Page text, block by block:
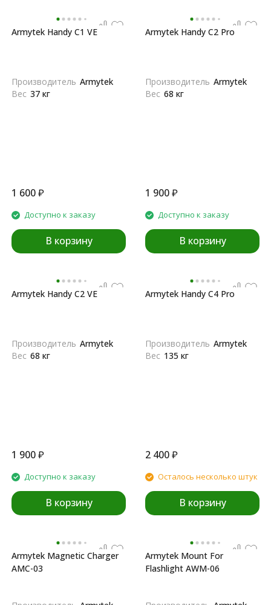
Armytek Handy C1 VE
Производитель Armytek
Вес 37 кг
1 600₽
Доступно к заказу
В корзину
Armytek Handy C2 Pro
Производитель Armytek
Вес 68 кг
1 900₽
Доступно к заказу
В корзину
Armytek Handy C2 VE
Производитель Armytek
Вес 68 кг
1 900₽
Доступно к заказу
В корзину
Armytek Handy C4 Pro
Производитель Armytek
Вес 135 кг
2 400₽
Осталось несколько штук
В корзину
Armytek Magnetic Charger
AMC-03
Armytek Mount For
Flashlight AWM-06